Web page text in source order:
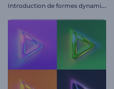
I
ntroduction de formes dynamiques néon